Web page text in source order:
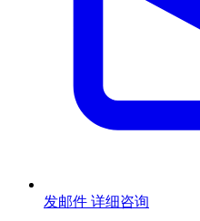
发邮件 详细咨询